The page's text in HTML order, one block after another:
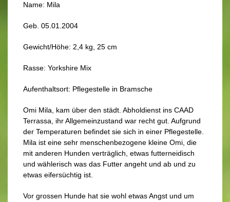
Name: Mila
Geb. 05.01.2004
Gewicht/Höhe: 2,4 kg, 25 cm
Rasse: Yorkshire Mix
Aufenthaltsort: Pflegestelle in Bramsche
Omi Mila, kam über den städt. Abholdienst ins CAAD
Terrassa, ihr Allgemeinzustand war recht gut. Aufgrund
der Temperaturen befindet sie sich in einer Pflegestelle.
Mila ist eine sehr menschenbezogene kleine Omi, die
mit anderen Hunden verträglich, etwas futterneidisch
und wählerisch was das Futter angeht und ab und zu
etwas eifersüchtig ist.
Vor grossen Hunde hat sie wohl etwas Angst und um